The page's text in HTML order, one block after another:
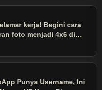
kerja! Begini cara
foto menjadi 4x6 di
Punya Username, Ini